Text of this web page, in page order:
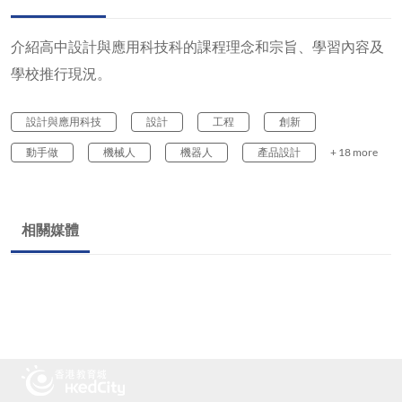
介紹高中設計與應用科技科的課程理念和宗旨、學習內容及
學校推行現況。
設計與應用科技 設計 工程 創新
動手做 機械人 機器人 產品設計 + 18 more
相關媒體